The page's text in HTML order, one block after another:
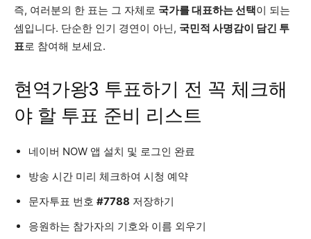
즉, 여러분의 한 표는 그 자체로 국가를 대표하는 선택이 되는
셈입니다. 단순한 인기 경연이 아닌, 국민적 사명감이 담긴 투
표로 참여해 보세요.
현역가왕3 투표하기 전 꼭 체크해
야 할 투표 준비 리스트
네이버 NOW 앱 설치 및 로그인 완료
방송 시간 미리 체크하여 시청 예약
문자투표 번호 #7788 저장하기
응원하는 참가자의 기호와 이름 외우기